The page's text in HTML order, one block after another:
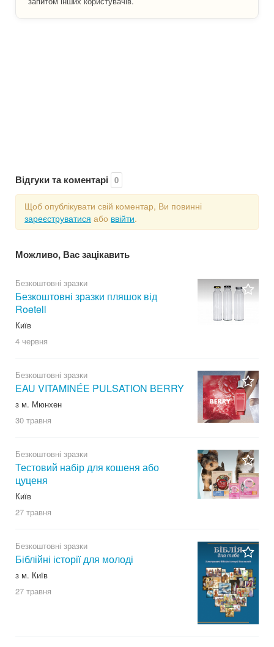
Відгуки та коментарі 0
Щоб опублікувати свій коментар, Ви повинні
зареєструватися або ввійти.
Можливо, Вас зацікавить
Безкоштовні зразки
Безкоштовні зразки пляшок від
Roetell
Київ
4 червня
Безкоштовні зразки
EAU VITAMINÉE PULSATION BERRY
з м. Мюнхен
30 травня
Безкоштовні зразки
Тестовий набір для кошеня або
цуценя
Київ
27 травня
Безкоштовні зразки
Біблійні історії для молоді
з м. Київ
27 травня